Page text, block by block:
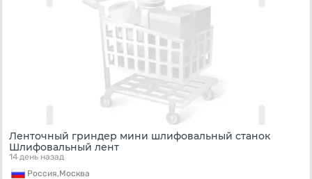
Ленточный гриндер мини шлифовальный станок
Шлифовальный лент
14 день назад
Россия,Москва